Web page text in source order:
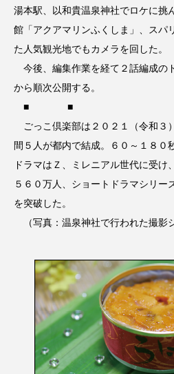
湯本駅、以和貴温泉神社でロケに挑
館「アクアマリンふくしま」、スパ
た人気観光地でもカメラを回した。
今後、編集作業を経て２話編成の
から順次公開する。
■ ■
ごっこ倶楽部は２０２１（令和３
間５人が都内で結成。６０～１８０
ドラマはＺ、ミレニアル世代に受け
５６０万人、ショートドラマシリー
を突破した。
（写真：温泉神社で行われた撮影